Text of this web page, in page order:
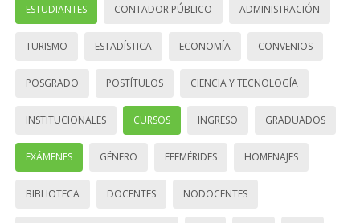
ESTUDIANTES CONTADOR PÚBLICO ADMINISTRACIÓN
TURISMO ESTADÍSTICA ECONOMÍA CONVENIOS
POSGRADO POSTÍTULOS CIENCIA Y TECNOLOGÍA
INSTITUCIONALES CURSOS INGRESO GRADUADOS
EXÁMENES GÉNERO EFEMÉRIDES HOMENAJES
BIBLIOTECA DOCENTES NODOCENTES